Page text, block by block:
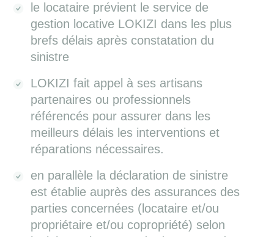
le locataire prévient le service de
gestion locative LOKIZI dans les plus
brefs délais après constatation du
sinistre
LOKIZI fait appel à ses artisans
partenaires ou professionnels
référencés pour assurer dans les
meilleurs délais les interventions et
réparations nécessaires.
en parallèle la déclaration de sinistre
est établie auprès des assurances des
parties concernées (locataire et/ou
propriétaire et/ou copropriété) selon